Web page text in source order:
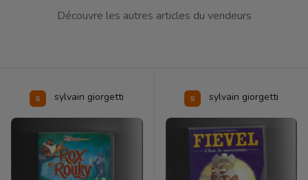
Découvre les autres articles du vendeurs
sylvain giorgetti sylvain giorgetti